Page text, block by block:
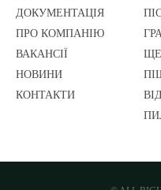
ДОКУМЕНТАЦІЯ
ПРО КОМПАНІЮ
ВАКАНСІЇ
НОВИНИ
КОНТАКТИ